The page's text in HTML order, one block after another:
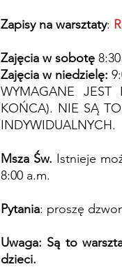
Zapisy na warsztaty:
Zajęcia w sobotę 8:
Zajęcia w niedzielę:
WYMAGANE JEST
KOŃCA). NIE SĄ
INDYWIDUALNYCH.
Msza Św. Istnieje
8:00 a.m.
Pytania: proszę
Uwaga: Są to
dzieci.